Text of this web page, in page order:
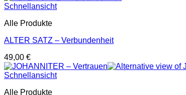
Schnellansicht
Alle Produkte
ALTER SATZ – Verbundenheit
49,00 €
Schnellansicht
Alle Produkte